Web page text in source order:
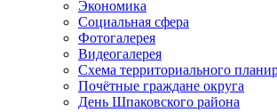
Экономика
Социальная сфера
Фотогалерея
Видеогалерея
Схема территориального
Почётные граждане округа
День Шпаковского района